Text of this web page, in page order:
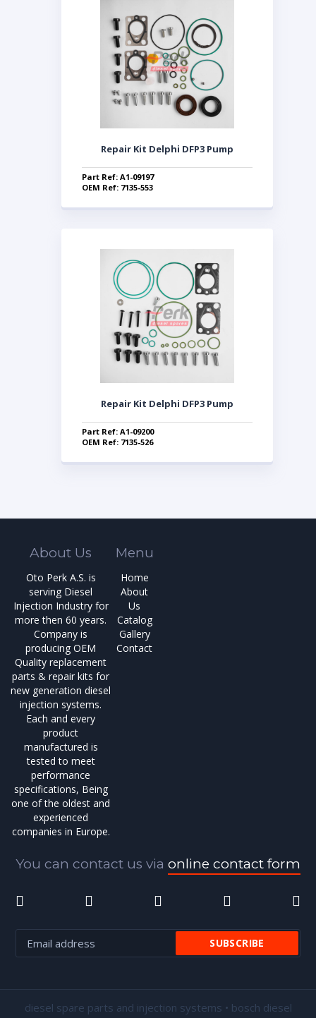
Repair Kit Delphi DFP3 Pump
Part Ref: A1-09197
OEM Ref: 7135-553
Repair Kit Delphi DFP3 Pump
Part Ref: A1-09200
OEM Ref: 7135-526
About Us
Oto Perk A.S. is
serving Diesel
Injection Industry for
more then 60 years.
Company is
producing OEM
Quality replacement
parts & repair kits for
new generation diesel
injection systems.
Each and every
product
manufactured is
tested to meet
performance
specifications, Being
one of the oldest and
experienced
companies in Europe.
Menu
Home
About
Us
Catalog
Gallery
Contact
You can contact us via online contact form
diesel spare parts and injection systems • bosch diesel